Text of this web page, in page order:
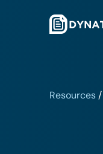
Resources /